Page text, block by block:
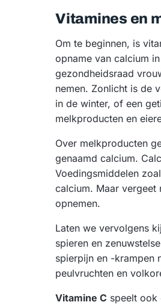
Vitamines en
Om te beginnen, is
opname van calcium
gezondheidsraad
nemen. Zonlicht is de
in de winter, of een
melkproducten en
Over melkproducten
genaamd calcium.
Voedingsmiddelen
calcium. Maar vergeet
opnemen.
Laten we vervolgens
spieren en
spierpijn en -krampen
peulvruchten en
Vitamine C speelt ook